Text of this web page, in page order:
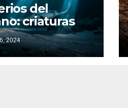
del
criaturas
2024